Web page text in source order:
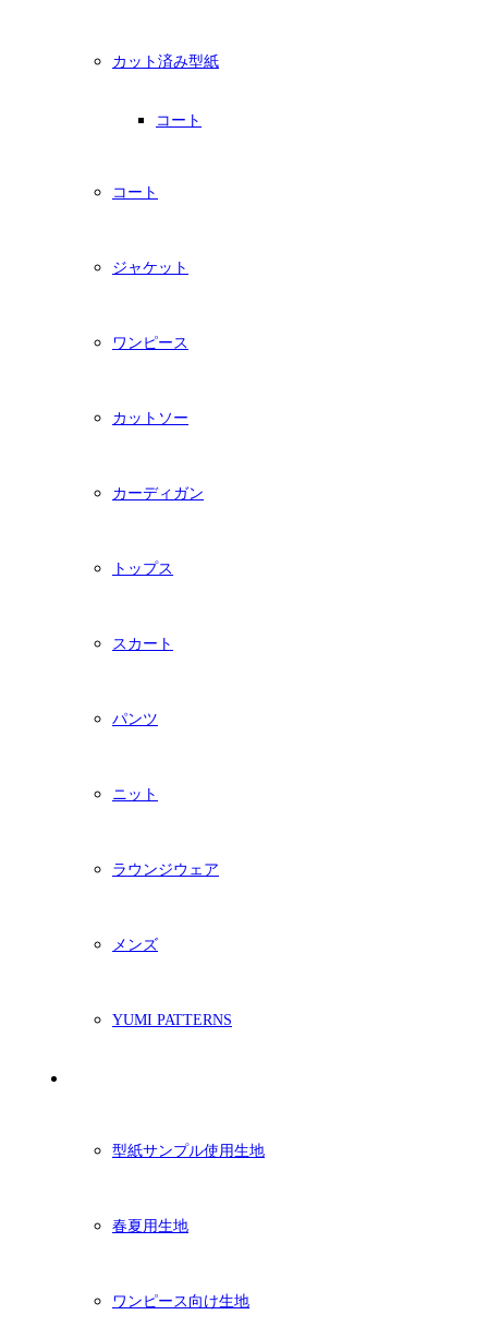
カット済み型紙
コート
コート
ジャケット
ワンピース
カットソー
カーディガン
トップス
スカート
パンツ
ニット
ラウンジウェア
メンズ
YUMI PATTERNS
型紙サンプル使用生地
春夏用生地
ワンピース向け生地